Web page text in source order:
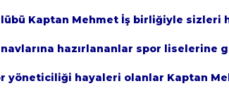
Kaptan Mehmet İş birliğiyle sizleri
hazırlananlar spor liselerine
yöneticiliği hayaleri olanlar Kaptan